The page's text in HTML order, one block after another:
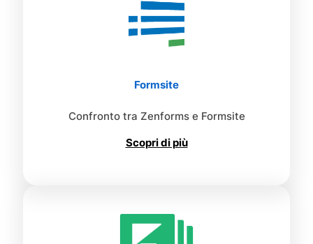
Formsite
Confronto tra Zenforms e Formsite
Scopri di più